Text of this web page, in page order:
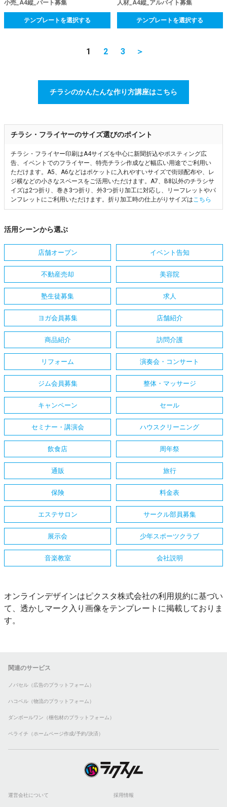
小売_A4縦_パート募集
テンプレートを選択する
人材_A4縦_アルバイト募集
テンプレートを選択する
1 2 3 ＞
チラシのかんたんな作り方講座はこちら
チラシ・フライヤーのサイズ選びのポイント
チラシ・フライヤー印刷はA4サイズを中心に新聞折込やポスティング広
告、イベントでのフライヤー、特売チラシ作成など幅広い用途でご利用い
ただけます。A5、A6などはポケットに入れやすいサイズで街頭配布や、レ
ジ横などの小さなスペースをご活用いただけます。A7、B8以外のチラシサ
イズは2つ折り、巻き3つ折り、外3つ折り加工に対応し、リーフレットやパ
ンフレットにご利用いただけます。折り加工時の仕上がりサイズはこちら
活用シーンから選ぶ
店舗オープン イベント告知
不動産売却 美容院
塾生徒募集 求人
ヨガ会員募集 店舗紹介
商品紹介 訪問介護
リフォーム 演奏会・コンサート
ジム会員募集 整体・マッサージ
キャンペーン セール
セミナー・講演会 ハウスクリーニング
飲食店 周年祭
通販 旅行
保険 料金表
エステサロン サークル部員募集
展示会 少年スポーツクラブ
音楽教室 会社説明
オンラインデザインはピクスタ株式会社の利用規約に基づい
て、透かしマーク入り画像をテンプレートに掲載しておりま
す。
関連のサービス
ノバセル（広告のプラットフォーム）
ハコベル（物流のプラットフォーム）
ダンボールワン（梱包材のプラットフォーム）
ペライチ（ホームページ作成/予約/決済）
運営会社について 採用情報